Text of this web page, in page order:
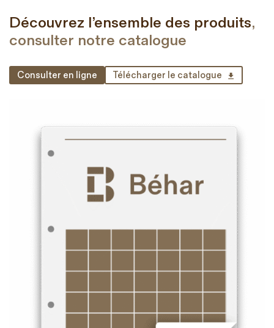
Découvrez l’ensemble des produits,
consulter notre catalogue
Consulter en ligne Télécharger le catalogue